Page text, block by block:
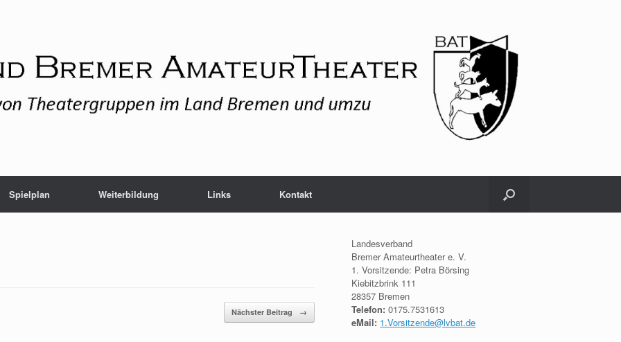
Spielplan Weiterbildung Links Kontakt
Nächster Beitrag →
Landesverband
Bremer Amateurtheater e. V.
1. Vorsitzende: Petra Börsing
Kiebitzbrink 111
28357 Bremen
Telefon: 0175.7531613
eMail: 1.Vorsitzende@lvbat.de